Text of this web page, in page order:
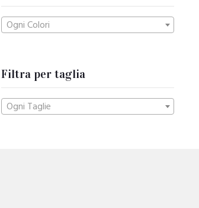
Ogni Colori
Filtra per taglia
Ogni Taglie